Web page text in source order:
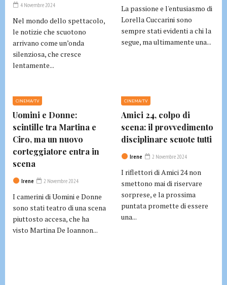
4 Novembre 2024
Nel mondo dello spettacolo,
le notizie che scuotono
arrivano come un’onda
silenziosa, che cresce
lentamente...
La passione e l'entusiasmo di
Lorella Cuccarini sono
sempre stati evidenti a chi la
segue, ma ultimamente una...
CINEMA/TV
Uomini e Donne:
scintille tra Martina e
Ciro, ma un nuovo
corteggiatore entra in
scena
Irene 2 Novembre 2024
I camerini di Uomini e Donne
sono stati teatro di una scena
piuttosto accesa, che ha
visto Martina De Ioannon...
CINEMA/TV
Amici 24, colpo di
scena: il provvedimento
disciplinare scuote tutti
Irene 2 Novembre 2024
I riflettori di Amici 24 non
smettono mai di riservare
sorprese, e la prossima
puntata promette di essere
una...